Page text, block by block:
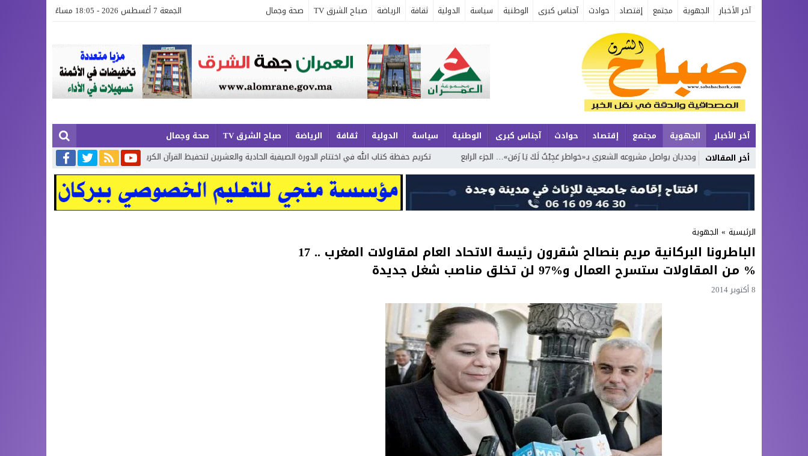
آخر الأخبار الجهوية مجتمع إقتصاد حوادث آجناس كبرى الوطنية سياسة الدولية ثقافة الرياضة صباح الشرق TV صحة وجمال الجمعة 7 أغسطس 2026 - 18:05 مساءً
آخر الأخبار الجهوية مجتمع إقتصاد حوادث آجناس كبرى الوطنية سياسة الدولية ثقافة الرياضة صباح الشرق TV
صحة وجمال
أخر المقالات
محمد بوجديان يواصل مشروعه الشعري بـ«خواطر عَجِبْتُ لَكَ يَا زَمَن»… الجزء الرابع تكريم حفظة كتاب الله في اختتام الدورة الصيفية الحادية والعشرين لتحفيظ القرآن الكريم بإقليم بركان إطلاق حصة إضافية من الدعم
الرئيسية » الجهوية
الباطرونا البركانية مريم بنصالح شقرون رئيسة الاتحاد العام لمقاولات المغرب .. 17
% من المقاولات ستسرح العمال و%97 لن تخلق مناصب شغل جديدة
8 أكتوبر 2014